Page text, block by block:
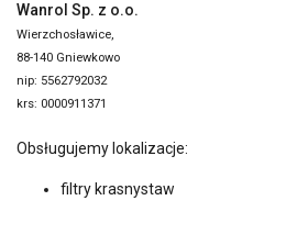
Wanrol Sp. z o.o.
Wierzchosławice,
88-140 Gniewkowo
nip: 5562792032
krs: 0000911371
Obsługujemy lokalizacje:
filtry krasnystaw